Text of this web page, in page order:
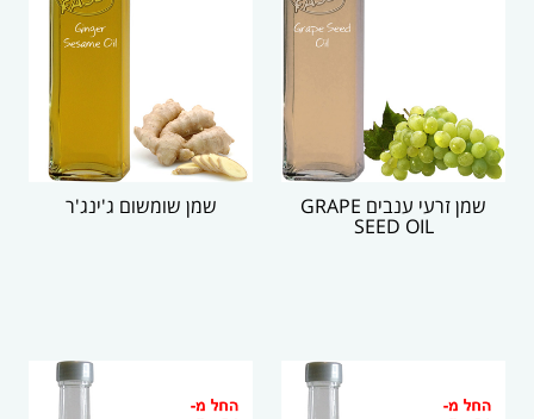
שמן זרעי ענבים GRAPE
SEED OIL
שמן שומשום ג'ינג'ר